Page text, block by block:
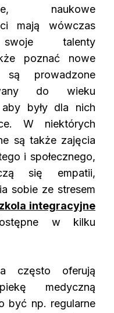
naukowe
mają wówczas
talenty
poznać nowe
prowadzone
do wieku
były dla nich
W niektórych
są także zajęcia
i społecznego,
się empatii,
sobie ze stresem
integracyjne
w kilku
często oferują
medyczną
być np. regularne